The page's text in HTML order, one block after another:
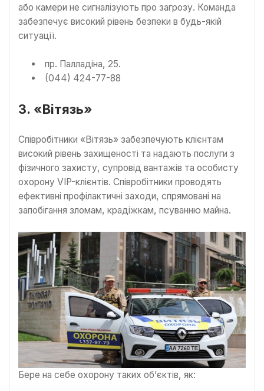
або камери не сигналізують про загрозу. Команда
забезпечує високий рівень безпеки в будь-якій
ситуації.
пр. Палладіна, 25.
(044) 424-77-88
3. «Вітязь»
Співробітники «Вітязь» забезпечують клієнтам
високий рівень захищеності та надають послуги з
фізичного захисту, супровід вантажів та особисту
охорону VIP-клієнтів. Співробітники проводять
ефективні профілактичні заходи, спрямовані на
запобігання зломам, крадіжкам, псуванню майна.
Бере на себе охорону таких об’єктів, як: